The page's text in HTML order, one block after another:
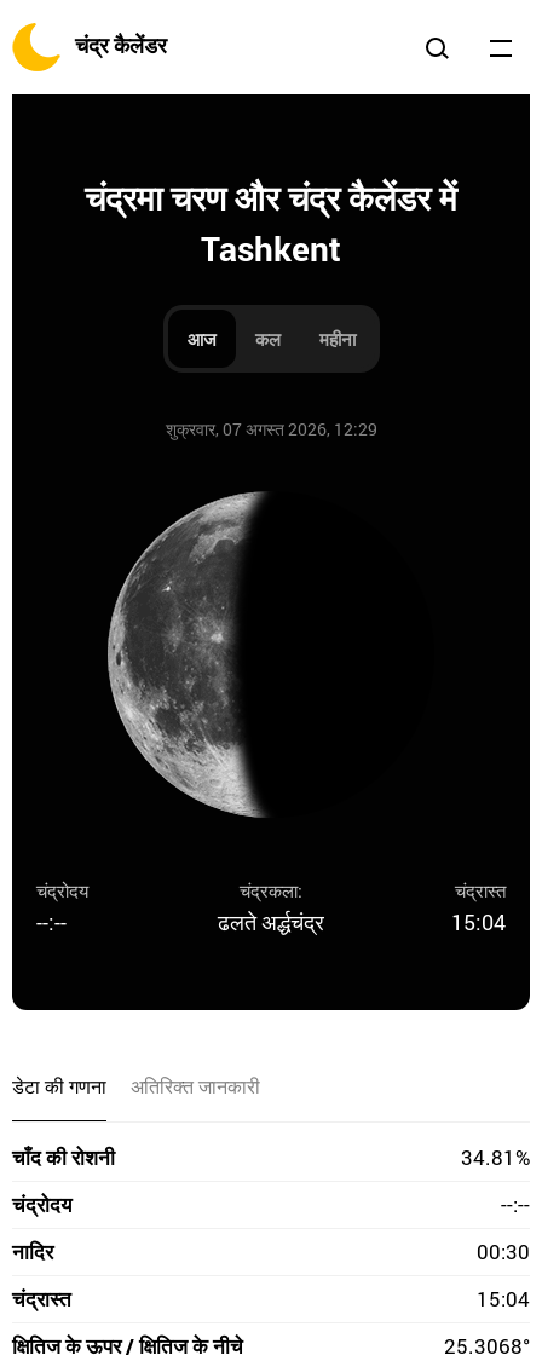
चंद्र कैलेंडर
चंद्रमा चरण और चंद्र कैलेंडर में
Tashkent
आज कल महीना
शुक्रवार, 07 अगस्त 2026, 12:29
चंद्रोदय
--:--
चंद्रकला:
ढलते अर्द्धचंद्र
चंद्रास्त
15:04
डेटा की गणना अतिरिक्त जानकारी
चाँद की रोशनी
34.81%
चंद्रोदय
--:--
नादिर
00:30
चंद्रास्त
15:04
क्षितिज के ऊपर / क्षितिज के नीचे
25.3068°